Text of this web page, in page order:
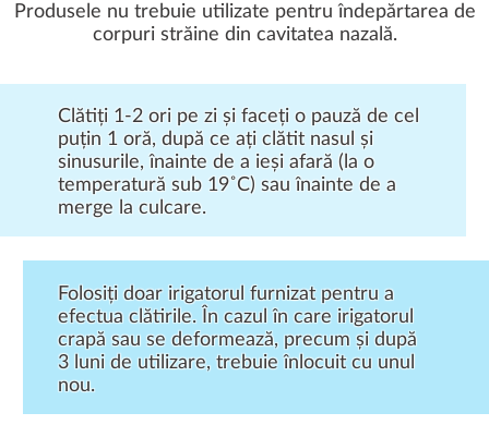
Produsele nu trebuie utilizate pentru îndepărtarea de
corpuri străine din cavitatea nazală.
Clătiți 1-2 ori pe zi și faceți o pauză de cel
puțin 1 oră, după ce ați clătit nasul și
sinusurile, înainte de a ieși afară (la o
temperatură sub 19˚C) sau înainte de a
merge la culcare.
Folosiți doar irigatorul furnizat pentru a
efectua clătirile. În cazul în care irigatorul
crapă sau se deformează, precum și după
3 luni de utilizare, trebuie înlocuit cu unul
nou.